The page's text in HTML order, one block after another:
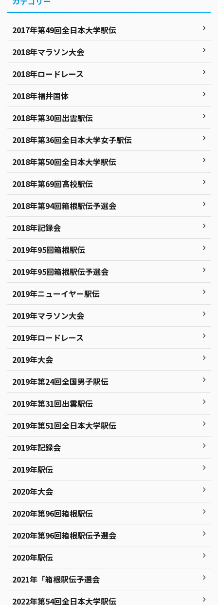
2017年第49回全日本大学駅伝
2018年マラソン大会
2018年ロードレース
2018年福井国体
2018年第30回出雲駅伝
2018年第36回全日本大学女子駅伝
2018年第50回全日本大学駅伝
2018年第69回高校駅伝
2018年第94回箱根駅伝予選会
2018年記録会
2019年95回箱根駅伝
2019年95回箱根駅伝予選会
2019年ニューイヤー駅伝
2019年マラソン大会
2019年ロードレース
2019年大会
2019年第24回全国男子駅伝
2019年第31回出雲駅伝
2019年第51回全日本大学駅伝
2019年記録会
2019年駅伝
2020年大会
2020年第96回箱根駅伝
2020年第96回箱根駅伝予選会
2020年駅伝
2021年「箱根駅伝予選会
2022年第54回全日本大学駅伝